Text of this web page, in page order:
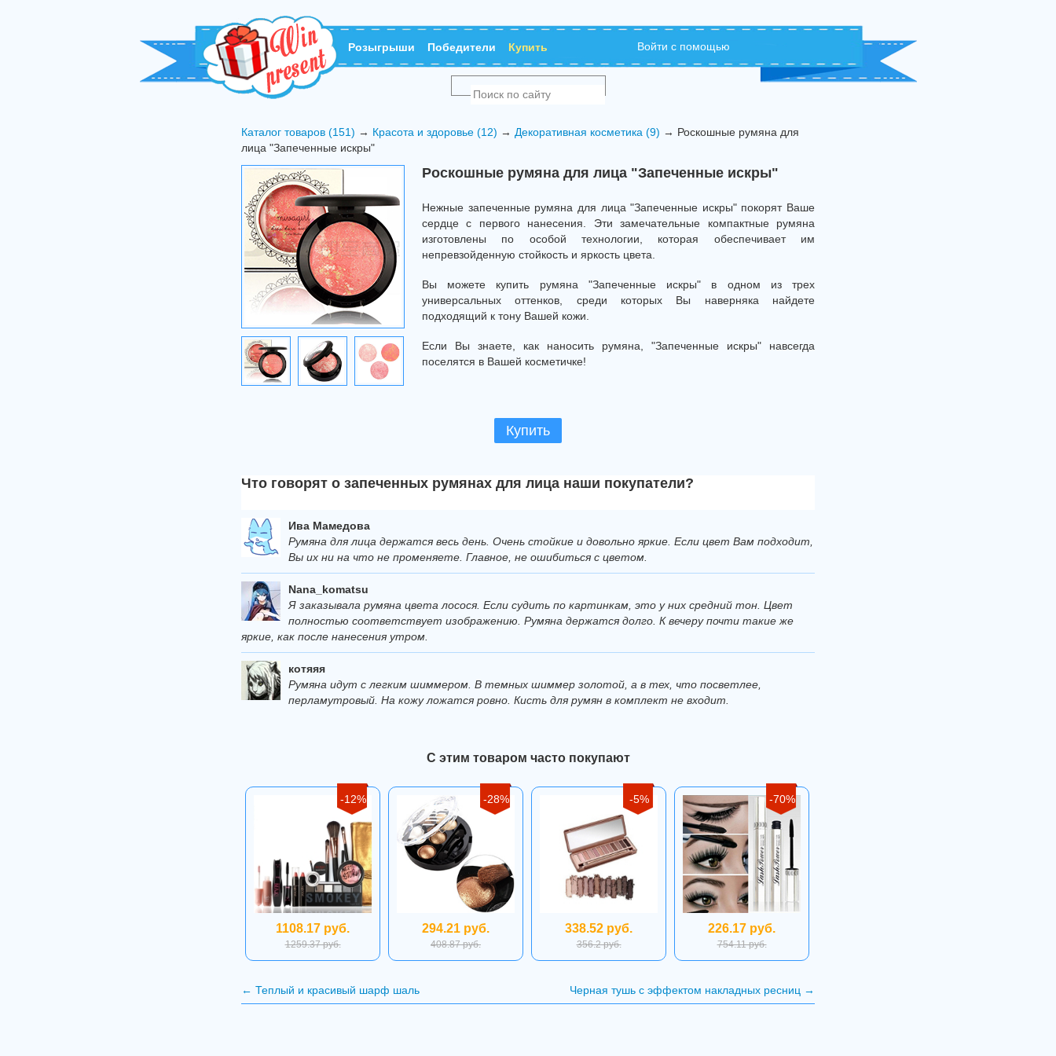
Розыгрыши Победители Купить Войти с помощью
Каталог товаров (151) → Красота и здоровье (12) → Декоративная косметика (9) → Роскошные румяна для
лица "Запеченные искры"
Роскошные румяна для лица "Запеченные искры"
Нежные запеченные румяна для лица "Запеченные искры" покорят Ваше
сердце с первого нанесения. Эти замечательные компактные румяна
изготовлены по особой технологии, которая обеспечивает им
непревзойденную стойкость и яркость цвета.
Вы можете купить румяна "Запеченные искры" в одном из трех
универсальных оттенков, среди которых Вы наверняка найдете
подходящий к тону Вашей кожи.
Если Вы знаете, как наносить румяна, "Запеченные искры" навсегда
поселятся в Вашей косметичке!
Купить
Что говорят о запеченных румянах для лица наши покупатели?
Ива Мамедова
Румяна для лица держатся весь день. Очень стойкие и довольно яркие. Если цвет Вам подходит,
Вы их ни на что не променяете. Главное, не ошибиться с цветом.
Nana_komatsu
Я заказывала румяна цвета лосося. Если судить по картинкам, это у них средний тон. Цвет
полностью соответствует изображению. Румяна держатся долго. К вечеру почти такие же
яркие, как после нанесения утром.
котяяя
Румяна идут с легким шиммером. В темных шиммер золотой, а в тех, что посветлее,
перламутровый. На кожу ложатся ровно. Кисть для румян в комплект не входит.
С этим товаром часто покупают
-12%
1108.17 руб.
1259.37 руб.
-28%
294.21 руб.
408.87 руб.
-5%
338.52 руб.
356.2 руб.
-70%
226.17 руб.
754.11 руб.
← Теплый и красивый шарф шаль Черная тушь с эффектом накладных ресниц →